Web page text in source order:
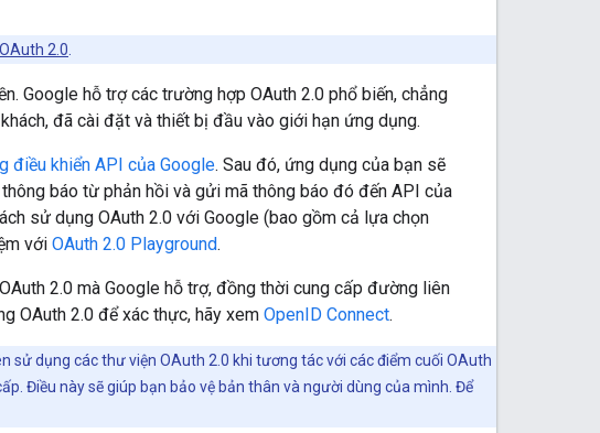
2.0
Google hỗ trợ các trường hợp OAuth 2.0 phổ biến, chẳng
đã cài đặt và thiết bị đầu vào giới hạn ứng dụng.
điều khiển API của Google. Sau đó, ứng dụng của bạn sẽ
báo từ phản hồi và gửi mã thông báo đó đến API của
sử dụng OAuth 2.0 với Google (bao gồm cả lựa chọn
với OAuth 2.0 Playground.
2.0 mà Google hỗ trợ, đồng thời cung cấp đường liên
OAuth 2.0 để xác thực, hãy xem OpenID Connect.
sử dụng các thư viện OAuth 2.0 khi tương tác với các điểm cuối OAuth
Điều này sẽ giúp bạn bảo vệ bản thân và người dùng của mình. Để